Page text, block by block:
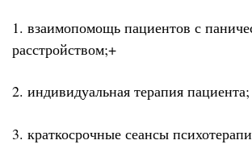
1. взаимопомощь пациентов с
расстройством;+
2. индивидуальная терапия пациента;
3. краткосрочные сеансы